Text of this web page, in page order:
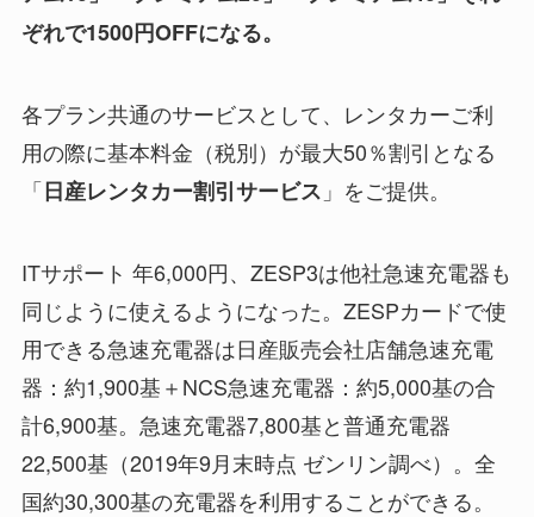
ぞれで1500円OFFになる。
各プラン共通のサービスとして、レンタカーご利
用の際に基本料金（税別）が最大50％割引となる
「日産レンタカー割引サービス 」をご提供。
ITサポート 年6,000円、ZESP3は他社急速充電器も
同じように使えるようになった。ZESPカードで使
用できる急速充電器は日産販売会社店舗急速充電
器：約1,900基＋NCS急速充電器：約5,000基の合
計6,900基。急速充電器7,800基と普通充電器
22,500基（2019年9月末時点 ゼンリン調べ）。全
国約30,300基の充電器を利用することができる。